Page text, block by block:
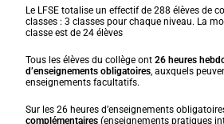
Le LFSE totalise un effectif de 288 élèves de
classes : 3 classes pour chaque niveau. La
classe est de 24 élèves
Tous les élèves du collège ont26 heures
d’enseignements obligatoires, auxquels
enseignements facultatifs.
Sur les 26 heures d’enseignements
complémentaires (enseignements pratiques